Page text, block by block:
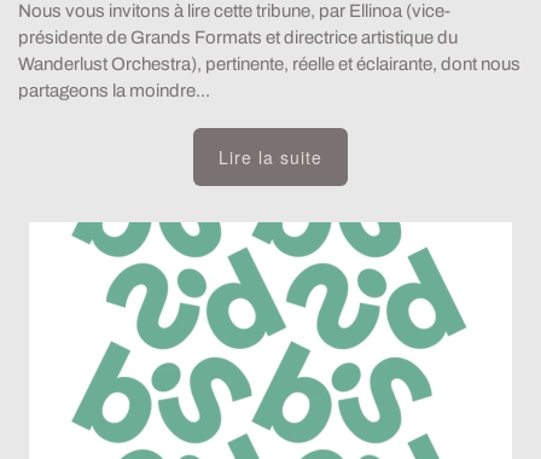
Nous vous invitons à lire cette tribune, par Ellinoa (vice-
présidente de Grands Formats et directrice artistique du
Wanderlust Orchestra), pertinente, réelle et éclairante, dont nous
partageons la moindre...
Lire la suite